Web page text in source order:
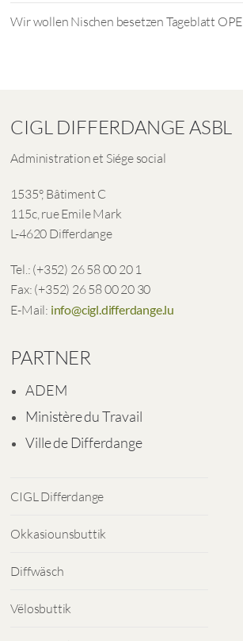
Wir wollen Nischen besetzen Tageblatt OPE
CIGL DIFFERDANGE ASBL
Administration et Siége social
1535°, Bâtiment C
115c, rue Emile Mark
L-4620 Differdange
Tel.: (+352) 26 58 00 20 1
Fax: (+352) 26 58 00 20 30
E-Mail: info@cigl.differdange.lu
PARTNER
ADEM
Ministère du Travail
Ville de Differdange
CIGL Differdange
Okkasiounsbuttik
Diffwäsch
Vëlosbuttik